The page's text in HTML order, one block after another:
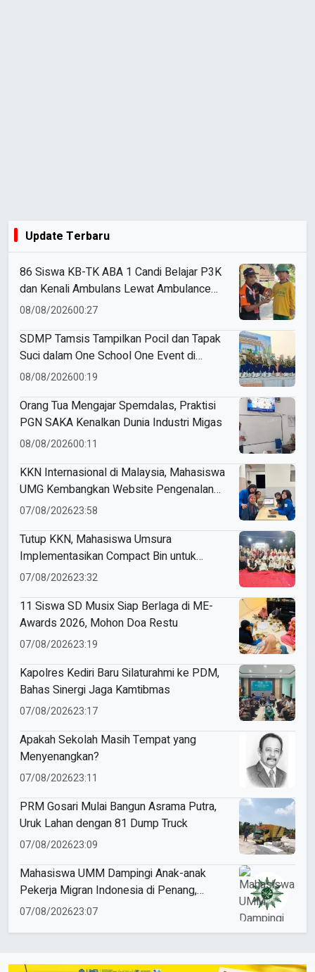
Update Terbaru
86 Siswa KB-TK ABA 1 Candi Belajar P3K
dan Kenali Ambulans Lewat Ambulance
Goes to Schools
08/08/202600:27
SDMP Tamsis Tampilkan Pocil dan Tapak
Suci dalam One School One Event di
Mojokerto
08/08/202600:19
Orang Tua Mengajar Spemdalas, Praktisi
PGN SAKA Kenalkan Dunia Industri Migas
08/08/202600:11
KKN Internasional di Malaysia, Mahasiswa
UMG Kembangkan Website Pengenalan
Budaya Indonesia
07/08/202623:58
Tutup KKN, Mahasiswa Umsura
Implementasikan Compact Bin untuk
Sampah Anorganik di Ketabang
07/08/202623:32
11 Siswa SD Musix Siap Berlaga di ME-
Awards 2026, Mohon Doa Restu
07/08/202623:19
Kapolres Kediri Baru Silaturahmi ke PDM,
Bahas Sinergi Jaga Kamtibmas
07/08/202623:17
Apakah Sekolah Masih Tempat yang
Menyenangkan?
07/08/202623:11
PRM Gosari Mulai Bangun Asrama Putra,
Uruk Lahan dengan 81 Dump Truck
07/08/202623:09
Mahasiswa UMM Dampingi Anak-anak
Pekerja Migran Indonesia di Penang,
Perkuat Literasi dan Cinta Tanah Air
07/08/202623:07